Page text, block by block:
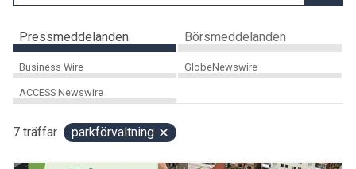
Pressmeddelanden Börsmeddelanden
Business Wire GlobeNewswire
ACCESS Newswire
7 träffar parkförvaltning